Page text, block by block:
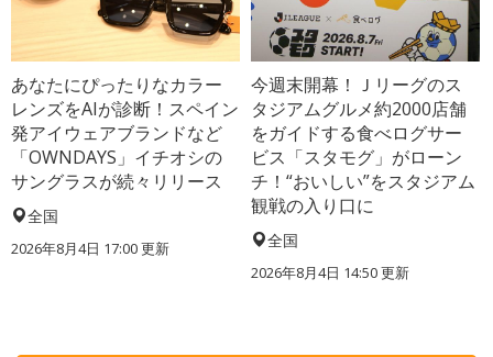
あなたにぴったりなカラー
レンズをAIが診断！スペイン
発アイウェアブランドなど
「OWNDAYS」イチオシの
サングラスが続々リリース
全国
2026年8月4日 17:00更新
今週末開幕！Ｊリーグのス
タジアムグルメ約2000店舗
をガイドする食べログサー
ビス「スタモグ」がローン
チ！“おいしい”をスタジアム
観戦の入り口に
全国
2026年8月4日 14:50更新